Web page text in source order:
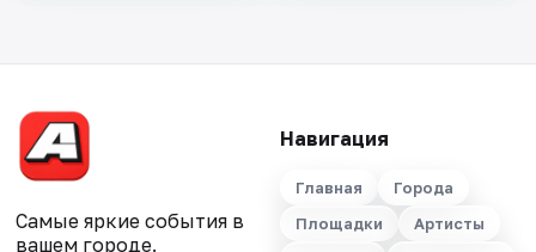
Самые яркие события в
вашем городе.
Навигация
Главная
Города
Площадки
Артисты